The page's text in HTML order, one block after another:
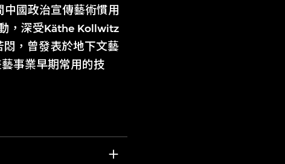
國政治宣傳藝術慣用
，深受Käthe Kollwitz
，曾發表於地下文藝
事業早期常用的技